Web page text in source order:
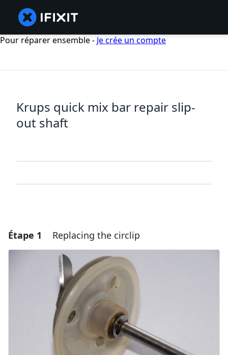
Pour réparer ensemble - Je crée un compte
Krups quick mix bar repair slip-
out shaft
Étape 1 Replacing the circlip